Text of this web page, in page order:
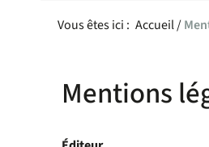
Vous êtes ici : Accueil/
Mentions